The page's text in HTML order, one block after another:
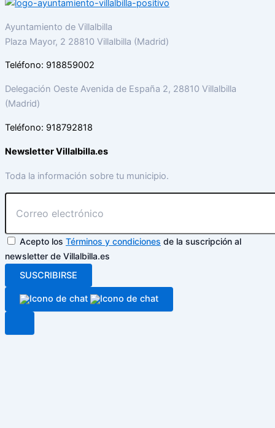
Ayuntamiento de Villalbilla
Plaza Mayor, 2 28810 Villalbilla (Madrid)
Teléfono: 918859002
Delegación Oeste Avenida de España 2, 28810 Villalbilla
(Madrid)
Teléfono: 918792818
Newsletter Villalbilla.es
Toda la información sobre tu municipio.
Acepto los Términos y condiciones de la suscripción al
newsletter de Villalbilla.es
SUSCRIBIRSE